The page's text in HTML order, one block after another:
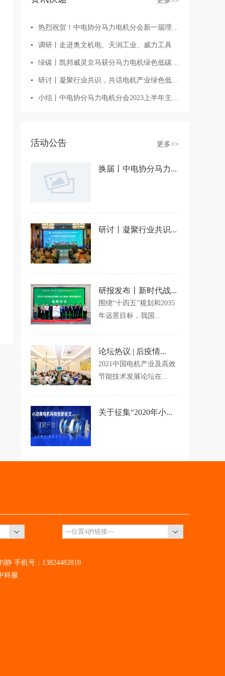
▪ 热烈祝贺！中电协分马力电机分会新一届理事...
▪ 调研丨走进奥文机电、天润工业、威力工具
▪ 绿碳丨凯邦威灵京马获分马力电机绿色低碳认...
▪ 研讨丨凝聚行业共识，共话电机产业绿色低碳...
▪ 小结丨中电协分马力电机分会2023上半年主要...
活动公告 更多>>
换届丨中电协分马力...
研讨丨凝聚行业共识...
研报发布丨新时代战...
围绕“十四五”规划和2035
年远景目标，我国...
论坛热议 | 后疫情...
2021中国电机产业及高效
节能技术发展论坛在...
关于征集“2020年小...
手机号：13824482810
科服